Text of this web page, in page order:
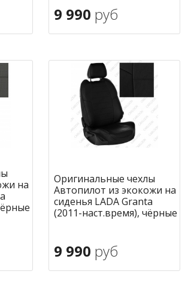
9 990 руб
на
Оригинальные чехлы
Автопилот из экокожи на
сиденья LADA Granta
(2011-наст.время), чёрные
9 990 руб
В корзину